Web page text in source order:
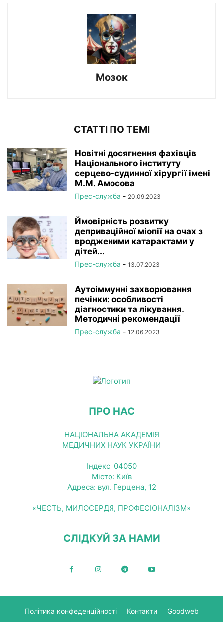
Мозок
СТАТТІ ПО ТЕМІ
Новітні досягнення фахівців
Національного інституту
серцево-судинної хірургії імeні
М.М. Амосова
Прес-служба - 20.09.2023
Ймовірність розвитку
деприваційної міопії на очах з
вродженими катарактами у
дітей...
Прес-служба - 13.07.2023
Аутоіммунні захворювання
печінки: особливості
діагностики та лікування.
Методичні рекомендації
Прес-служба - 12.06.2023
ПРО НАС
НАЦІОНАЛЬНА АКАДЕМІЯ
МЕДИЧНИХ НАУК УКРАЇНИ
Індекс: 04050
Місто: Київ
Адреса: вул. Герцена, 12
«ЧЕСТЬ, МИЛОСЕРДЯ, ПРОФЕСІОНАЛІЗМ»
СЛІДКУЙ ЗА НАМИ
Політика конфеденційності Контакти Goodweb